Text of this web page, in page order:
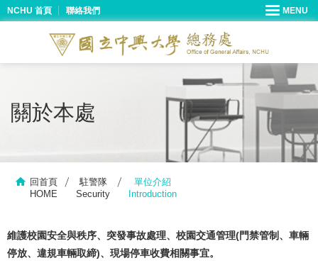
NCHU 首頁 聯絡我們
關於本處
回首頁
HOME
駐警隊
Security
單位介紹
Introduction
維護校園安全與秩序、突發事故處理、校園交通管理(門禁管制、車輛
停放、違規車輛取締)、現場停車收費相關事宜。